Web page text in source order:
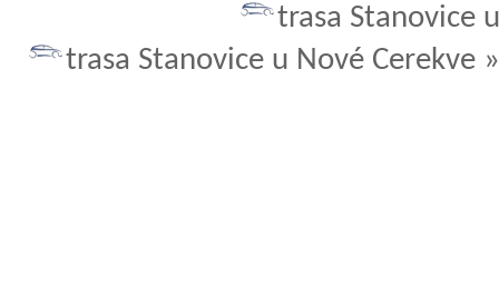
trasa Stanovice
trasa Stanovice u Nové Cerekve